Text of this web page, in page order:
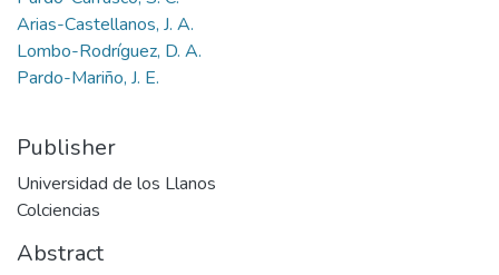
Arias-Castellanos, J. A.
Lombo-Rodríguez, D. A.
Pardo-Mariño, J. E.
Publisher
Universidad de los Llanos
Colciencias
Abstract